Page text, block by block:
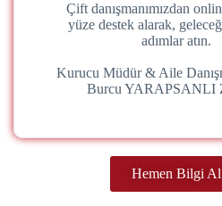
Çift danışmanımızdan
yüze destek alarak,
adımlar atın.
Kurucu Müdür & Aile
Burcu YARAPSANLI
Hemen Bilgi Al